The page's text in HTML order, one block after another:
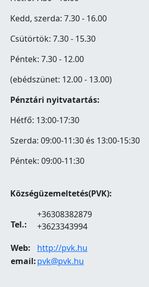
Kedd, szerda: 7.30 - 16.00
Csütörtök: 7.30 - 15.30
Péntek: 7.30 - 12.00
(ebédszünet: 12.00 - 13.00)
Pénztári nyitvatartás:
Hétfő: 13:00-17:30
Szerda: 09:00-11:30 és 13:00-15:30
Péntek: 09:00-11:30
Községüzemeltetés(PVK):
Tel.:
+36308382879
+3623343994
Web:
http://pvk.hu
email:pvk@pvk.hu